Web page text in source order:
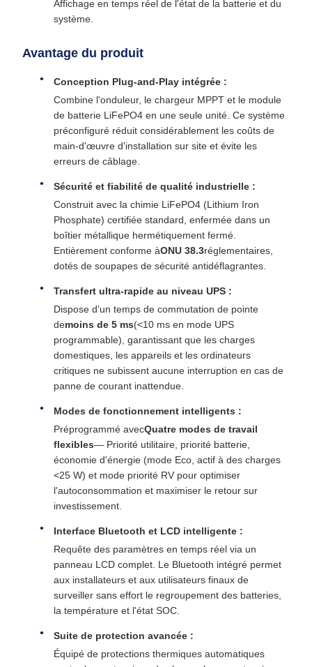
Affichage en temps réel de l'état de la batterie et du
système.
Avantage du produit
Conception Plug-and-Play intégrée :
Combine l'onduleur, le chargeur MPPT et le module
de batterie LiFePO4 en une seule unité. Ce système
préconfiguré réduit considérablement les coûts de
main-d'œuvre d'installation sur site et évite les
erreurs de câblage.
Sécurité et fiabilité de qualité industrielle :
Construit avec la chimie LiFePO4 (Lithium Iron
Phosphate) certifiée standard, enfermée dans un
boîtier métallique hermétiquement fermé.
Entièrement conforme àONU 38.3réglementaires,
dotés de soupapes de sécurité antidéflagrantes.
Transfert ultra-rapide au niveau UPS :
Dispose d'un temps de commutation de pointe
demoins de 5 ms(<10 ms en mode UPS
programmable), garantissant que les charges
domestiques, les appareils et les ordinateurs
critiques ne subissent aucune interruption en cas de
panne de courant inattendue.
Modes de fonctionnement intelligents :
Préprogrammé avecQuatre modes de travail
flexibles— Priorité utilitaire, priorité batterie,
économie d'énergie (mode Eco, actif à des charges
<25 W) et mode priorité RV pour optimiser
l'autoconsommation et maximiser le retour sur
investissement.
Interface Bluetooth et LCD intelligente :
Requête des paramètres en temps réel via un
panneau LCD complet. Le Bluetooth intégré permet
aux installateurs et aux utilisateurs finaux de
surveiller sans effort le regroupement des batteries,
la température et l'état SOC.
Suite de protection avancée :
Équipé de protections thermiques automatiques